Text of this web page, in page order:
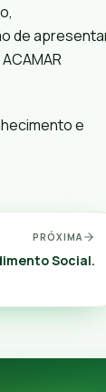
de
e
PRÓXIMA
Social.